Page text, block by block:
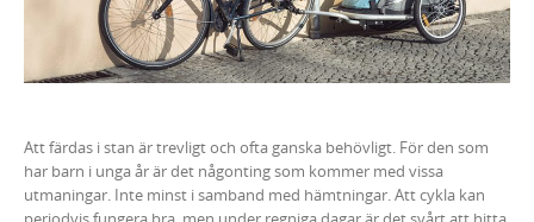
Att färdas i stan är trevligt och ofta ganska behövligt. För den som
har barn i unga år är det någonting som kommer med vissa
utmaningar. Inte minst i samband med hämtningar. Att cykla kan